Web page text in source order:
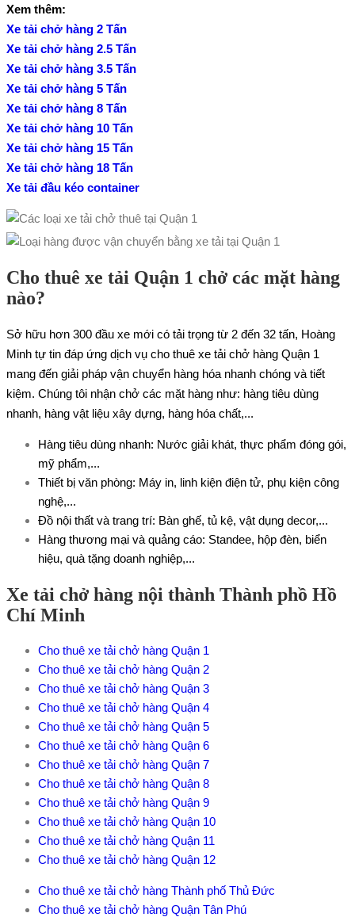
Xem thêm:
Xe tải chở hàng 2 Tấn
Xe tải chở hàng 2.5 Tấn
Xe tải chở hàng 3.5 Tấn
Xe tải chở hàng 5 Tấn
Xe tải chở hàng 8 Tấn
Xe tải chở hàng 10 Tấn
Xe tải chở hàng 15 Tấn
Xe tải chở hàng 18 Tấn
Xe tải đầu kéo container
Cho thuê xe tải Quận 1 chở các mặt hàng
nào?
Sở hữu hơn 300 đầu xe mới có tải trọng từ 2 đến 32 tấn, Hoàng
Minh tự tin đáp ứng dịch vụ cho thuê xe tải chở hàng Quận 1
mang đến giải pháp vận chuyển hàng hóa nhanh chóng và tiết
kiệm. Chúng tôi nhận chở các mặt hàng như: hàng tiêu dùng
nhanh, hàng vật liệu xây dựng, hàng hóa chất,...
Hàng tiêu dùng nhanh: Nước giải khát, thực phẩm đóng gói,
mỹ phẩm,...
Thiết bị văn phòng: Máy in, linh kiện điện tử, phụ kiện công
nghệ,...
Đồ nội thất và trang trí: Bàn ghế, tủ kệ, vật dụng decor,...
Hàng thương mại và quảng cáo: Standee, hộp đèn, biển
hiệu, quà tặng doanh nghiệp,...
Xe tải chở hàng nội thành Thành phồ Hồ
Chí Minh
Cho thuê xe tải chở hàng Quận 1
Cho thuê xe tải chở hàng Quận 2
Cho thuê xe tải chở hàng Quận 3
Cho thuê xe tải chở hàng Quận 4
Cho thuê xe tải chở hàng Quận 5
Cho thuê xe tải chở hàng Quận 6
Cho thuê xe tải chở hàng Quận 7
Cho thuê xe tải chở hàng Quận 8
Cho thuê xe tải chở hàng Quận 9
Cho thuê xe tải chở hàng Quận 10
Cho thuê xe tải chở hàng Quận 11
Cho thuê xe tải chở hàng Quận 12
Cho thuê xe tải chở hàng Thành phố Thủ Đức
Cho thuê xe tải chở hàng Quận Tân Phú